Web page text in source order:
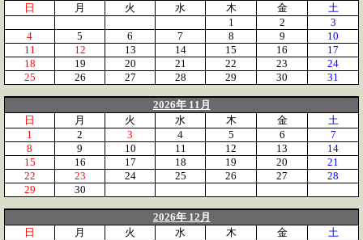
日
月 火 水 木 金
土
1
2
3
4
5 6 7 8 9
10
11
12 13 14 15 16
17
18
19 20 21 22 23
24
25
26 27 28 29 30 31
2026年 11月
日
月 火 水 木 金
土
1
2 3 4 5 6
7
8
9 10 11 12 13
14
15
16 17 18 19 20
21
22
23 24 25 26 27
28
29
30
2026年 12月
日
月 火 水 木 金
土